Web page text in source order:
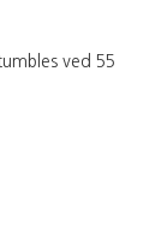
ved 55